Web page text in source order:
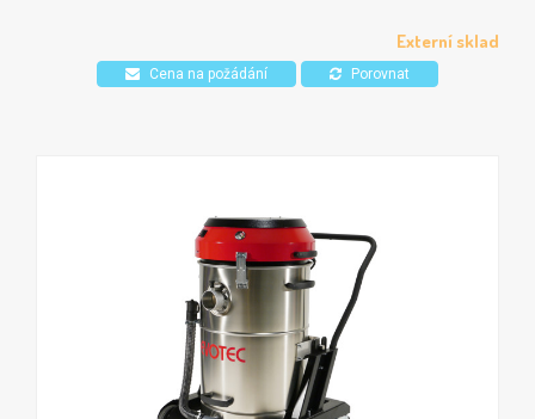
Jednoduché použití pomocí elektronického ovládacího
panelu, který v reálném čas zobrazuje stav odsávání.
Externí sklad
Cena na požádání Porovnat